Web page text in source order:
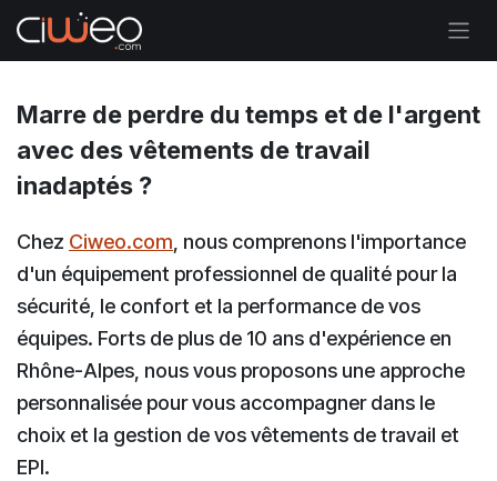
Se rendre au contenu
Marre de perdre du temps et de l'argent
avec des vêtements de travail
inadaptés ?
Chez Ciweo.com, nous comprenons l'importance
d'un équipement professionnel de qualité pour la
sécurité, le confort et la performance de vos
équipes. Forts de plus de 10 ans d'expérience en
Rhône-Alpes, nous vous proposons une approche
personnalisée pour vous accompagner dans le
choix et la gestion de vos vêtements de travail et
EPI.